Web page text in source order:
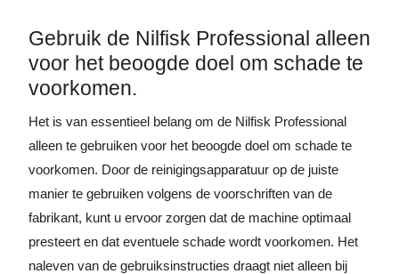
Gebruik de Nilfisk Professional alleen
voor het beoogde doel om schade te
voorkomen.
Het is van essentieel belang om de Nilfisk Professional
alleen te gebruiken voor het beoogde doel om schade te
voorkomen. Door de reinigingsapparatuur op de juiste
manier te gebruiken volgens de voorschriften van de
fabrikant, kunt u ervoor zorgen dat de machine optimaal
presteert en dat eventuele schade wordt voorkomen. Het
naleven van de gebruiksinstructies draagt niet alleen bij